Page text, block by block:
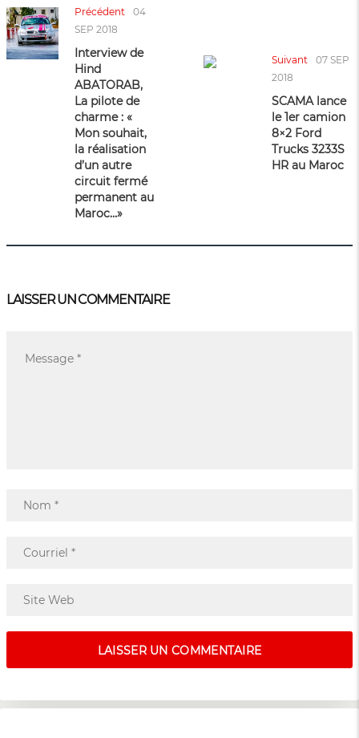
Précédent
04
SEP 2018
Interview de
Hind
ABATORAB,
La pilote de
charme : «
Mon souhait,
la réalisation
d’un autre
circuit fermé
permanent au
Maroc…»
Suivant
07 SEP
2018
SCAMA lance
le 1er camion
8×2 Ford
Trucks 3233S
HR au Maroc
LAISSER UN COMMENTAIRE